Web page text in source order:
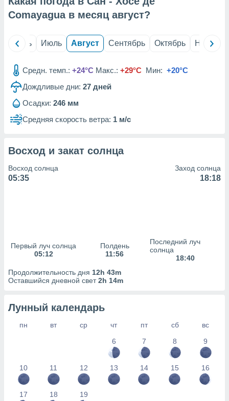
из
данных
наших 1199
Comayagua в месяц август?
Июнь Июль Август Сентябрь Октябрь Ноябрь
Средн. темп.: +24°C Макс.: +29°C Мин: +20°C
Дождливые дни: 27 дней
Осадки: 246 мм
Средняя скорость ветра: 1 м/с
Восход и закат солнца
Восход солнца
05:35
Заход солнца
18:18
Первый луч солнца
05:12
Полдень
11:56
Последний луч
солнца
18:40
Продолжительность дня 12h 43m
Оставшийся дневной свет2h 14m
Лунный календарь
пн вт ср чт пт сб
вс
6
7 8 9
10 11 12 13 14 15 16
17 18 19